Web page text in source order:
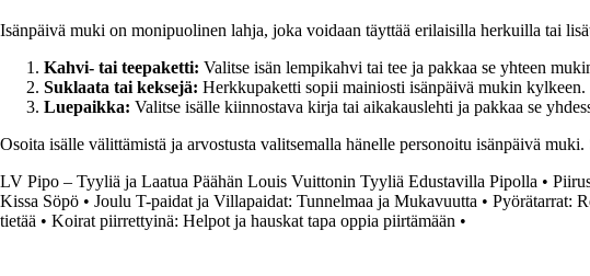
Isänpäivä muki on monipuolinen lahja, joka voidaan täyttää erilaisilla herkuilla tai
Kahvi- tai teepaketti: Valitse isän lempikahvi tai tee ja pakkaa se yhteen
Suklaata tai keksejä: Herkkupaketti sopii mainiosti isänpäivä mukin kylkeen.
Luepaikka: Valitse isälle kiinnostava kirja tai aikakauslehti ja pakkaa se
Osoita isälle välittämistä ja arvostusta valitsemalla hänelle personoitu isänpäivä
LV Pipo – Tyyliä ja Laatua Päähän Louis Vuittonin Tyyliä Edustavilla Pipolla •
Kissa Söpö • Joulu T-paidat ja Villapaidat: Tunnelmaa ja Mukavuutta • Pyörätarrat:
tietää • Koirat piirrettyinä: Helpot ja hauskat tapa oppia piirtämään •